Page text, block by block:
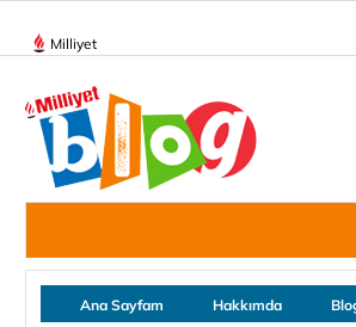
Milliyet
Ana Sayfam Hakkımda